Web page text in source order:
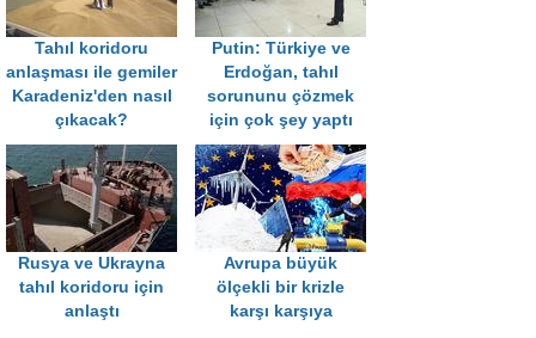
Tahıl koridoru
anlaşması ile gemiler
Karadeniz'den nasıl
çıkacak?
Putin: Türkiye ve
Erdoğan, tahıl
sorununu çözmek
için çok şey yaptı
Rusya ve Ukrayna
tahıl koridoru için
anlaştı
Avrupa büyük
ölçekli bir krizle
karşı karşıya